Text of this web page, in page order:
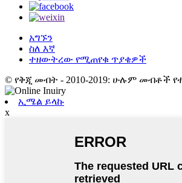
አግኙን
ስለ እኛ
ተዘውትረው የሚጠየቁ ጥያቄዎች
© የቅጂ መብት - 2010-2019: ሁሉም መብቶች
ኢሜል ይላኩ
x